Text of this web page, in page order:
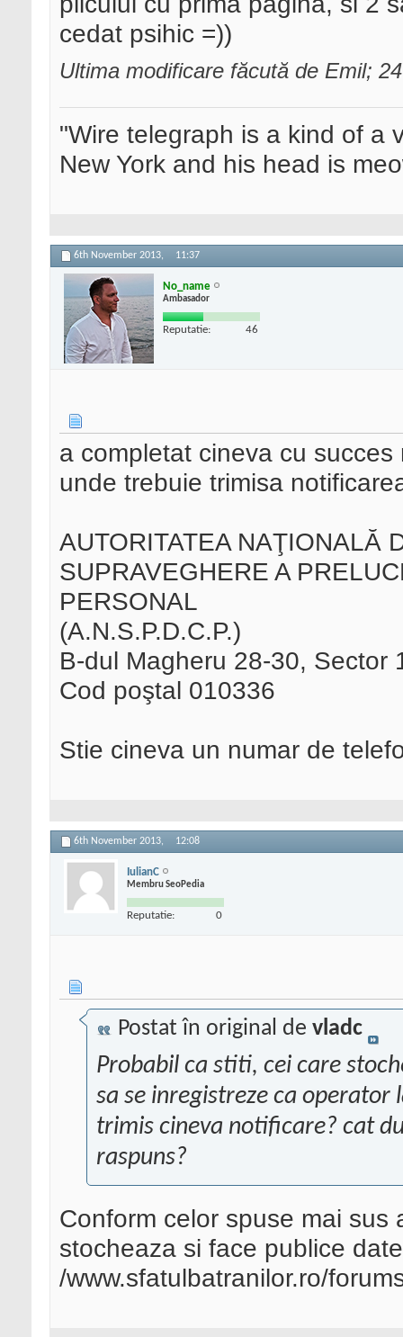
cedat psihic =))
Ultima modificare făcută de Emil;
"Wire telegraph is a kind of a
New York and his head is
6th November 2013, 11:37
No_name
Ambasador
Reputatie: 46
a completat cineva cu succes
unde trebuie trimisa
AUTORITATEA NAŢIONALĂ
SUPRAVEGHERE A
PERSONAL
(A.N.S.P.D.C.P.)
B-dul Magheru 28-30, Sector
Cod poştal 010336
Stie cineva un numar de
6th November 2013, 12:08
IulianC
Membru SeoPedia
Reputatie: 0
Postat în original de vladc
Probabil ca stiti, cei care
sa se inregistreze ca operator
trimis cineva notificare? cat
raspuns?
Conform celor spuse mai sus
stocheaza si face publice
/www.sfatulbatranilor.ro/